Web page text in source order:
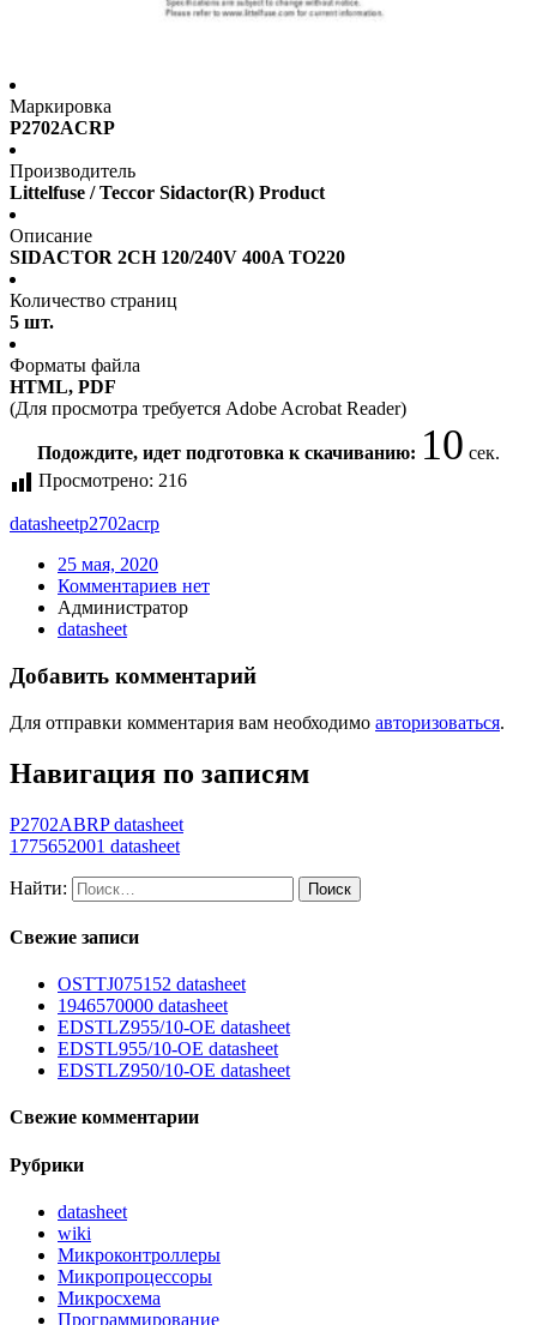
Маркировка
P2702ACRP
Производитель
Littelfuse / Teccor Sidactor(R) Product
Описание
SIDACTOR 2CH 120/240V 400A TO220
Количество страниц
5 шт.
Форматы файла
HTML, PDF
(Для просмотра требуется Adobe Acrobat Reader)
Подождите, идет подготовка к скачиванию: 10 сек.
Просмотрено: 216
datasheetp2702acrp
25 мая, 2020
Комментариев нет
Администратор
datasheet
Добавить комментарий
Для отправки комментария вам необходимо авторизоваться.
Навигация по записям
P2702ABRP datasheet
1775652001 datasheet
Найти:
Свежие записи
OSTTJ075152 datasheet
1946570000 datasheet
EDSTLZ955/10-OE datasheet
EDSTL955/10-OE datasheet
EDSTLZ950/10-OE datasheet
Свежие комментарии
Рубрики
datasheet
wiki
Микроконтроллеры
Микропроцессоры
Микросхема
Программирование